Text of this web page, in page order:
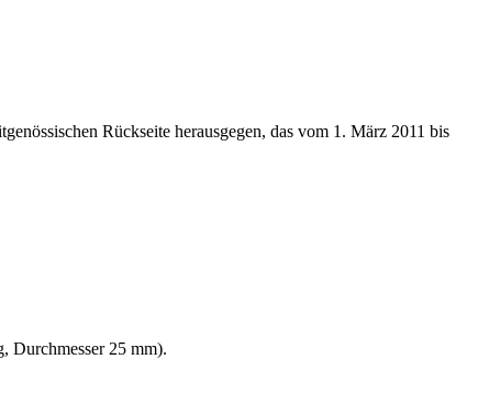
Rückseite herausgegen, das vom 1. März 2011 bis
Durchmesser 25 mm).